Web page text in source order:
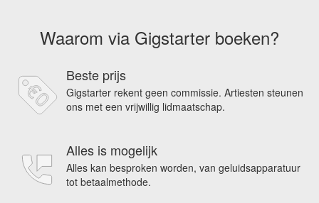
Waarom via Gigstarter boeken?
Beste prijs
Gigstarter rekent geen commissie. Artiesten steunen
ons met een vrijwillig lidmaatschap.
Alles is mogelijk
Alles kan besproken worden, van geluidsapparatuur
tot betaalmethode.